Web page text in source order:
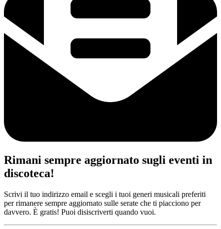
Rimani sempre aggiornato sugli eventi in
discoteca!
Scrivi il tuo indirizzo email e scegli i tuoi generi musicali preferiti
per rimanere sempre aggiornato sulle serate che ti piacciono per
davvero. È gratis! Puoi disiscriverti quando vuoi.